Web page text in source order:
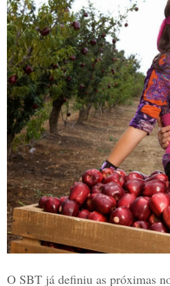
O SBT já definiu as próximas